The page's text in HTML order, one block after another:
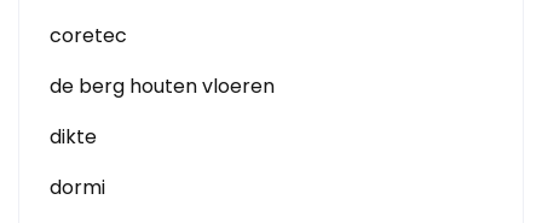
coretec
de berg houten vloeren
dikte
dormi